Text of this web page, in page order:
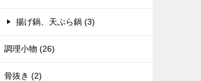
揚げ鍋、天ぷら鍋 (3)
調理小物 (26)
骨抜き (2)